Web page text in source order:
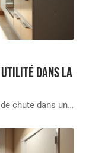
utilité dans la
chute dans un…